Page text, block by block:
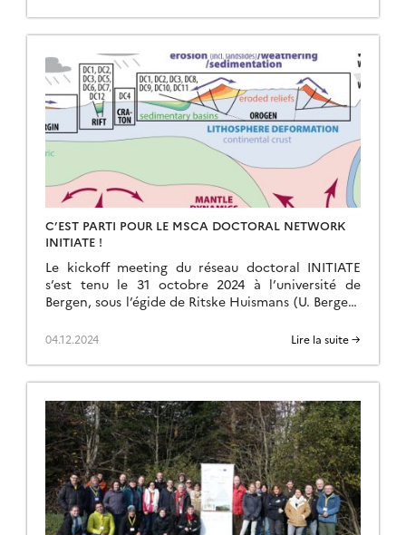
C’EST PARTI POUR LE MSCA DOCTORAL NETWORK
INITIATE !
Le kickoff meeting du réseau doctoral INITIATE
s’est tenu le 31 octobre 2024 à l’université de
Bergen, sous l’égide de Ritske Huismans (U. Bergen)
04.12.2024 Lire la suite →